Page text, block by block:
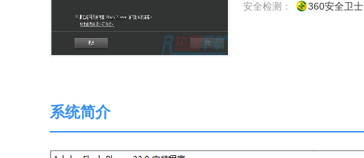
安全检测： 360安全卫士
系统简介